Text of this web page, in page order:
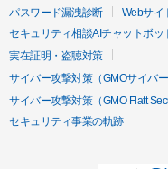
パスワード漏洩診断
Webサイ
セキュリティ相談AIチャットボッ
実在証明・盗聴対策
サイバー攻撃対策（GMOサイバ
サイバー攻撃対策（GMO Flatt
セキュリティ事業の軌跡